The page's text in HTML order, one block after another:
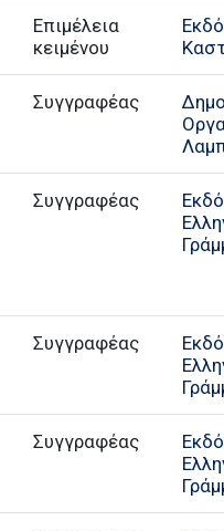
Επιμέλεια
κειμένου
Συγγραφέας
Συγγραφέας
Συγγραφέας
Συγγραφέας